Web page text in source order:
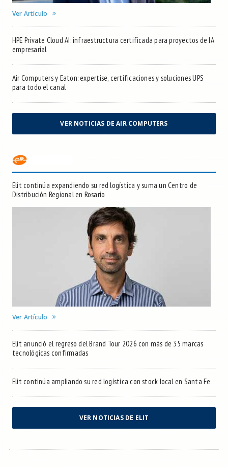
Ver Artículo
HPE Private Cloud AI: infraestructura certificada para proyectos de IA
empresarial
Air Computers y Eaton: expertise, certificaciones y soluciones UPS
para todo el canal
VER NOTICIAS DE AIR COMPUTERS
Elit continúa expandiendo su red logística y suma un Centro de
Distribución Regional en Rosario
Ver Artículo
Elit anunció el regreso del Brand Tour 2026 con más de 35 marcas
tecnológicas confirmadas
Elit continúa ampliando su red logística con stock local en Santa Fe
VER NOTICIAS DE ELIT